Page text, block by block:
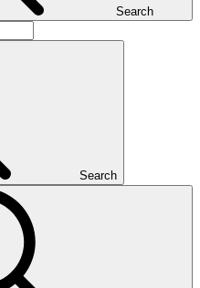
Search
Search